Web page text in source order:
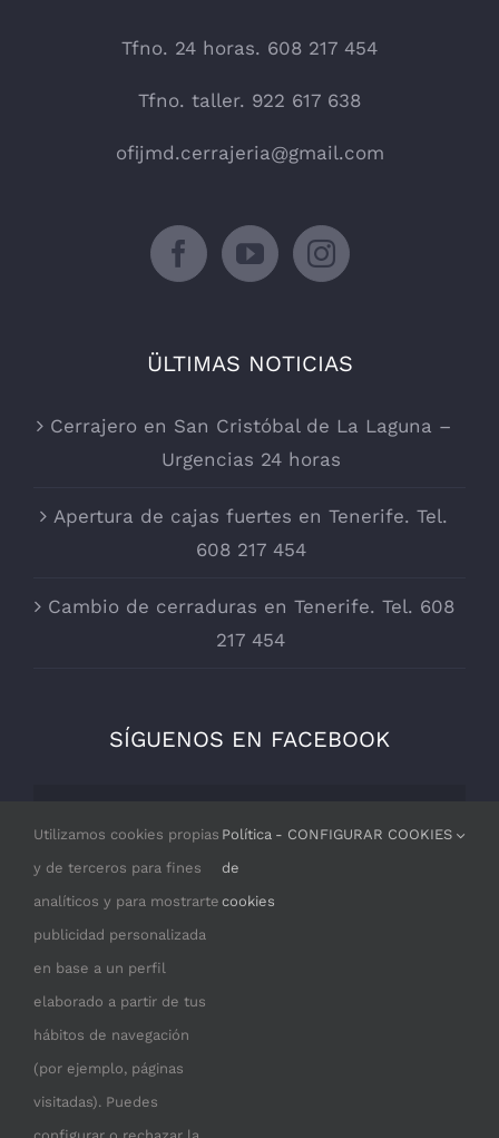
Tfno. 24 horas. 608 217 454
Tfno. taller. 922 617 638
ofijmd.cerrajeria@gmail.com
ÜLTIMAS NOTICIAS
Cerrajero en San Cristóbal de La Laguna –
Urgencias 24 horas
Apertura de cajas fuertes en Tenerife. Tel.
608 217 454
Cambio de cerraduras en Tenerife. Tel. 608
217 454
SÍGUENOS EN FACEBOOK
Por razones de privacidad Facebook
necesita tu permiso para cargarse.
Utilizamos cookies propias
y de terceros para fines
analíticos y para mostrarte
publicidad personalizada
en base a un perfil
elaborado a partir de tus
hábitos de navegación
(por ejemplo, páginas
visitadas). Puedes
Política
de
cookies
- CONFIGURAR COOKIES